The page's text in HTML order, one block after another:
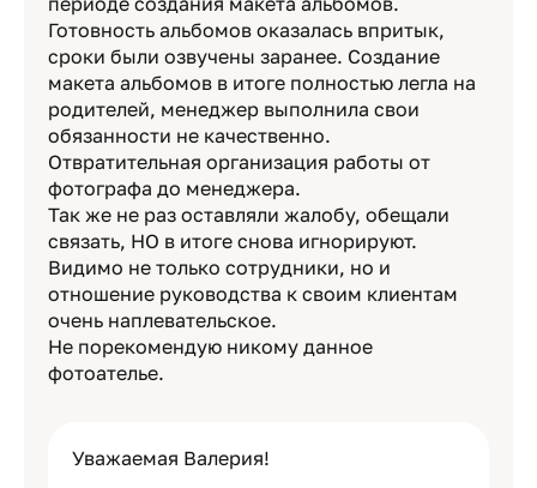
Готовность альбомов оказалась впритык,
сроки были озвучены заранее. Создание
макета альбомов в итоге полностью легла на
родителей, менеджер выполнила свои
обязанности не качественно.
Отвратительная организация работы от
фотографа до менеджера.
Так же не раз оставляли жалобу, обещали
связать, НО в итоге снова игнорируют.
Видимо не только сотрудники, но и
отношение руководства к своим клиентам
очень наплевательское.
Не порекомендую никому данное
фотоателье.
Уважаемая Валерия!